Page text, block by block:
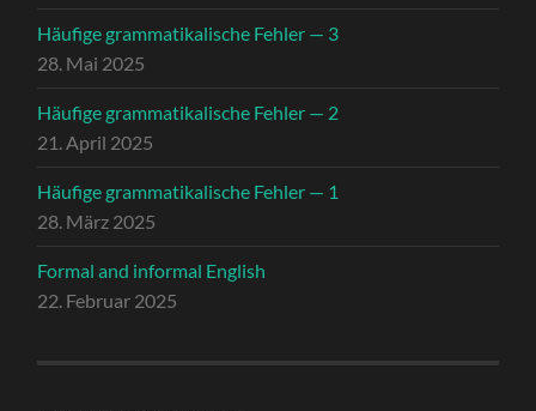
Häufige grammatikalische Fehler — 3
28. Mai 2025
Häufige grammatikalische Fehler — 2
21. April 2025
Häufige grammatikalische Fehler — 1
28. März 2025
Formal and informal English
22. Februar 2025